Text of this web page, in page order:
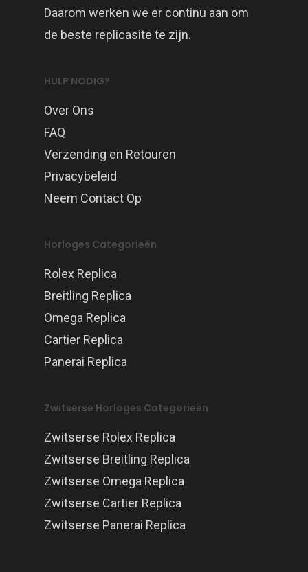
Daarom werken we er continu aan om
de beste replicasite te zijn.
HULP NODIG?
Over Ons
FAQ
Verzending en Retouren
Privacybeleid
Neem Contact Op
Horloges Categorieën
Rolex Replica
Breitling Replica
Omega Replica
Cartier Replica
Panerai Replica
Zwitserse Horloges Categorieën
Zwitserse Rolex Replica
Zwitserse Breitling Replica
Zwitserse Omega Replica
Zwitserse Cartier Replica
Zwitserse Panerai Replica